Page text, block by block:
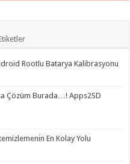
Rootlu Batarya Kalibrasyonu
Çözüm Burada…! Apps2SD
En Kolay Yolu